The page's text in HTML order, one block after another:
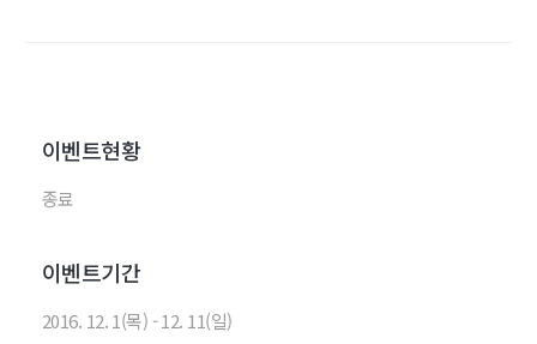
이벤트현황
종료
이벤트기간
2016. 12. 1(목) - 12. 11(일)